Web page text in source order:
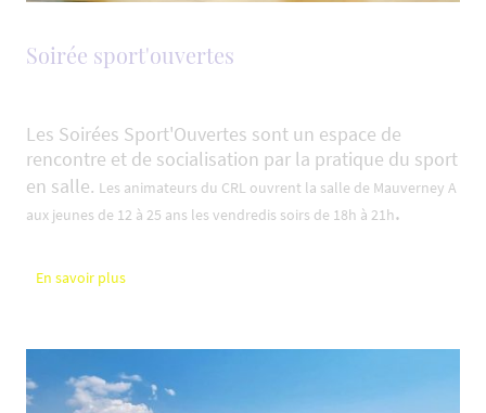
Soirée sport'ouvertes
Les Soirées Sport'Ouvertes sont un espace de
rencontre et de socialisation par la pratique du sport
en salle. Les animateurs du CRL ouvrent la salle de Mauverney A
aux jeunes de 12 à 25 ans les vendredis soirs de 18h à 21h.
En savoir plus